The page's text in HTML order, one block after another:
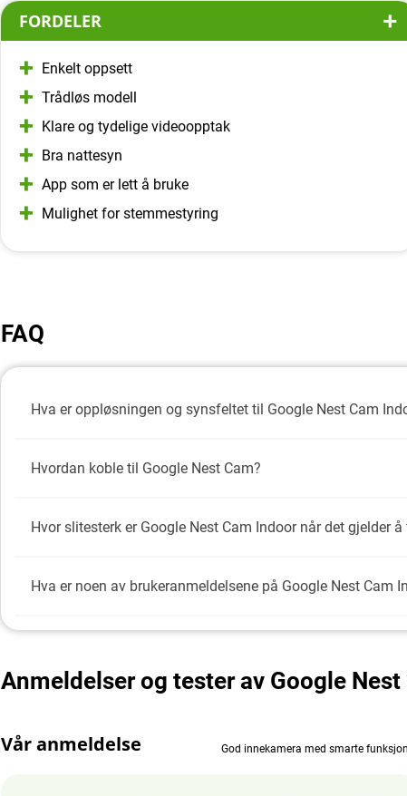
FORDELER
Enkelt oppsett
Trådløs modell
Klare og tydelige videoopptak
Bra nattesyn
App som er lett å bruke
Mulighet for stemmestyring
FAQ
Hva er oppløsningen og synsfeltet til Google Nest Cam
Hvordan koble til Google Nest Cam?
Hvor slitesterk er Google Nest Cam Indoor når det gjelder
Hva er noen av brukeranmeldelsene på Google Nest Cam
Anmeldelser og tester av Google
Vår anmeldelse God innekamera med smarte